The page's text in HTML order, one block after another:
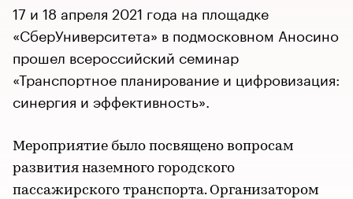
17 и 18 апреля 2021 года на площадке
«СберУниверситета» в подмосковном Аносино
прошел всероссийский семинар
«Транспортное планирование и цифровизация:
синергия и эффективность».
Мероприятие было посвящено вопросам
развития наземного городского
пассажирского транспорта. Организатором